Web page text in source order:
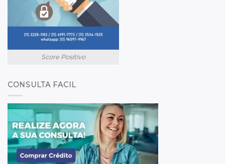
Score Positivo
CONSULTA FACIL